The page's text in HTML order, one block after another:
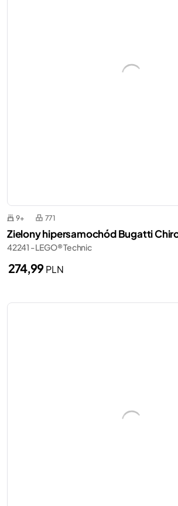
9+ 771
Zielony hipersamochód Bugatti
42241 - LEGO® Technic
274,99PLN